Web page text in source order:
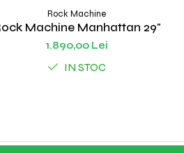
Rock Machine
Machine Manhattan 29"
1.890,00 Lei
IN STOC